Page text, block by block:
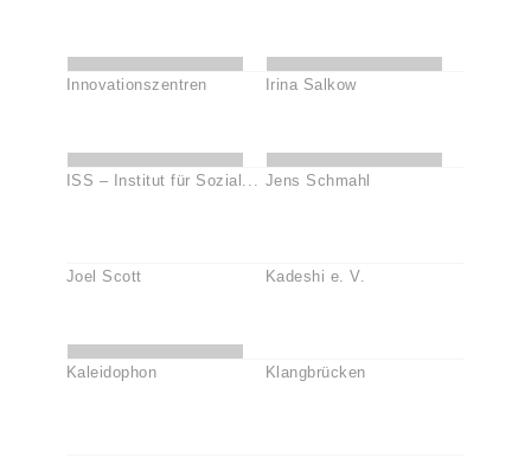
Innovationszentren Irina Salkow
ISS – Institut für Sozial... Jens Schmahl
Joel Scott Kadeshi e. V.
Kaleidophon Klangbrücken